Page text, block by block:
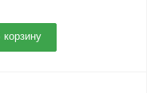
корзину